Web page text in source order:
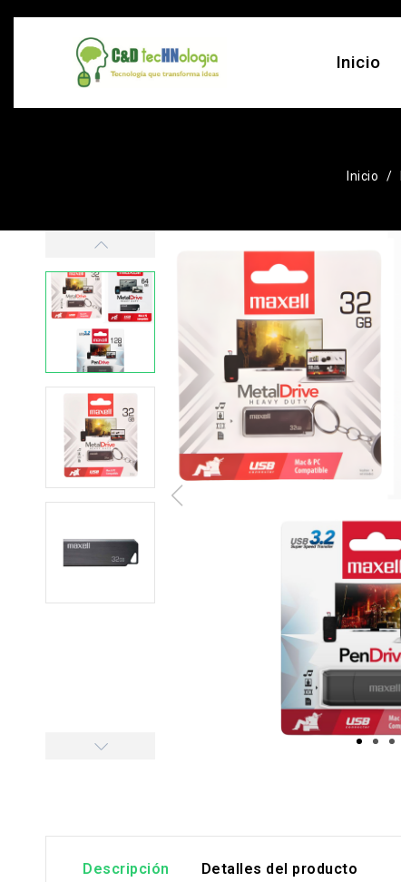
Inicio
Inicio
Descripción Detalles del producto